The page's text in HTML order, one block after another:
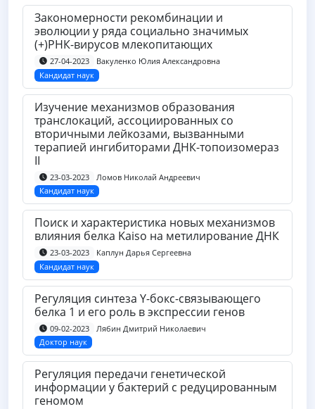
Закономерности рекомбинации и
эволюции у ряда социально значимых
(+)РНК-вирусов млекопитающих
27-04-2023
Вакуленко Юлия Александровна
Кандидат наук
Изучение механизмов образования
транслокаций, ассоциированных со
вторичными лейкозами, вызванными
терапией ингибиторами ДНК-топоизомераз
II
23-03-2023
Ломов Николай Андреевич
Кандидат наук
Поиск и характеристика новых механизмов
влияния белка Kaiso на метилирование ДНК
23-03-2023
Каплун Дарья Сергеевна
Кандидат наук
Регуляция синтеза Y-бокс-связывающего
белка 1 и его роль в экспрессии генов
09-02-2023
Лябин Дмитрий Николаевич
Доктор наук
Регуляция передачи генетической
информации у бактерий с редуцированным
геномом